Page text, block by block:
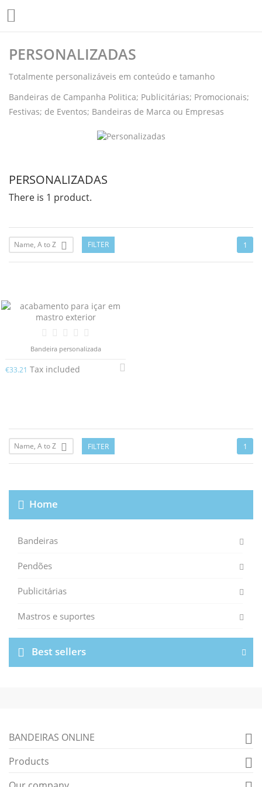

PERSONALIZADAS
Totalmente personalizáveis em conteúdo e tamanho
Bandeiras de Campanha Politica; Publicitárias; Promocionais;
Festivas; de Eventos; Bandeiras de Marca ou Empresas
Home
Bandeiras
Pendões
Publicitárias
Mastros e suportes
Best sellers
PERSONALIZADAS
There is 1 product.
Name, A to Z  FILTER 1
Bandeira personalizada
€33.21 Tax included
Name, A to Z  FILTER 1
BANDEIRAS ONLINE 
Products 